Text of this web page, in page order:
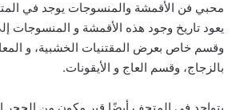
محبي فن الأقمشة والمنسوجات يوجد في
يعود تاريخ وجود هذه الأقمشة و المنسوجات
وقسم خاص بعرض المقتنيات الخشبية، و
بالزجاج، وقسم العاج و الأيقونات.
يتواجد في المتحف أيضًا قبر مكون من الحجر